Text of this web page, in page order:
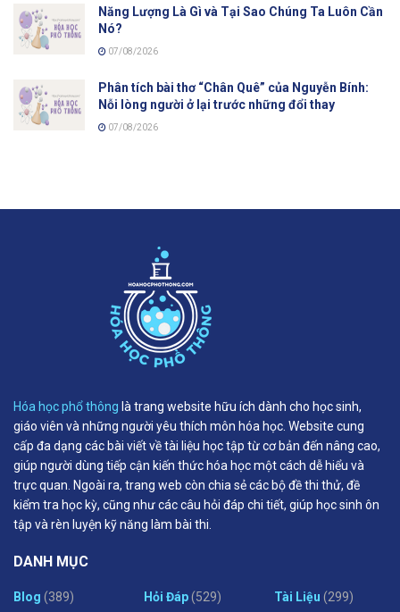
Năng Lượng Là Gì và Tại Sao Chúng Ta Luôn Cần
Nó?
07/08/2026
Phân tích bài thơ “Chân Quê” của Nguyễn Bính:
Nỗi lòng người ở lại trước những đổi thay
07/08/2026
Hóa học phổ thông là trang website hữu ích dành cho học sinh,
giáo viên và những người yêu thích môn hóa học. Website cung
cấp đa dạng các bài viết về tài liệu học tập từ cơ bản đến nâng cao,
giúp người dùng tiếp cận kiến thức hóa học một cách dễ hiểu và
trực quan. Ngoài ra, trang web còn chia sẻ các bộ đề thi thử, đề
kiểm tra học kỳ, cũng như các câu hỏi đáp chi tiết, giúp học sinh ôn
tập và rèn luyện kỹ năng làm bài thi.
DANH MỤC
Blog (389) Hỏi Đáp(529) Tài Liệu (299)